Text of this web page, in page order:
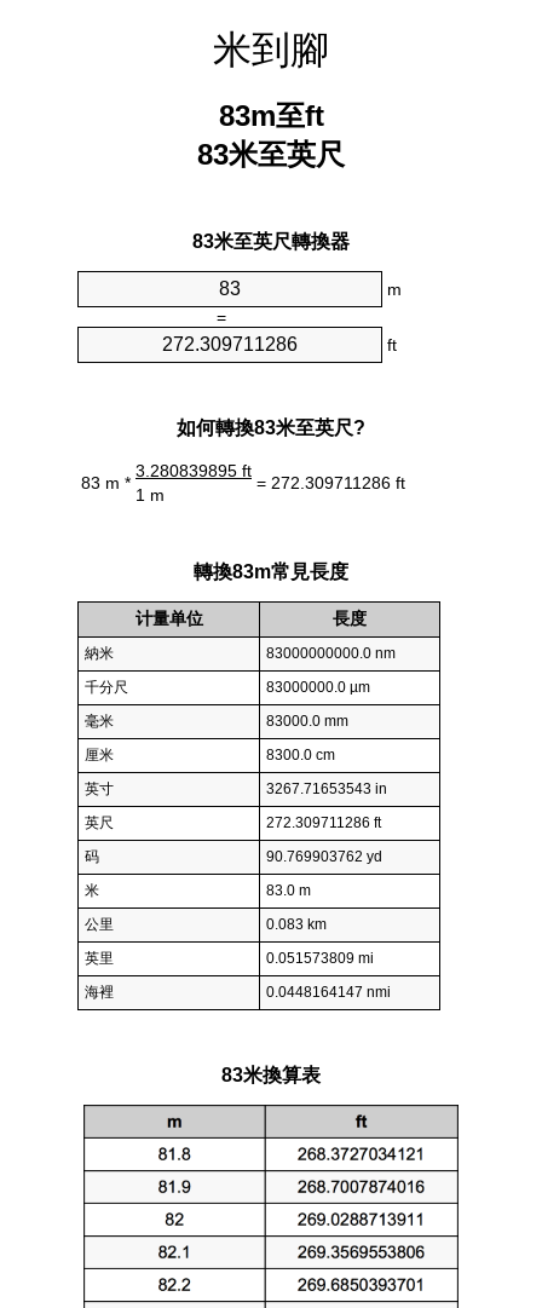
米到腳
83m至ft
83米至英尺
83米至英尺轉換器
m
=
ft
如何轉換83米至英尺?
83 m *
3.280839895 ft
= 272.309711286 ft
1 m
轉換83m常見長度
计量单位 長度
納米
83000000000.0 nm
千分尺
83000000.0 µm
毫米
83000.0 mm
厘米
8300.0 cm
英寸
3267.71653543 in
英尺
272.309711286 ft
码
90.769903762 yd
米
83.0 m
公里
0.083 km
英里
0.051573809 mi
海裡
0.0448164147 nmi
83米換算表